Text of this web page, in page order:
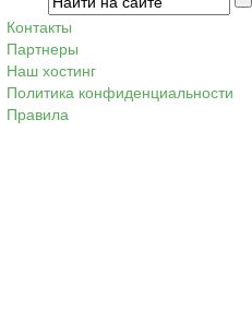
Контакты
Партнеры
Наш хостинг
Политика конфиденциальности
Правила